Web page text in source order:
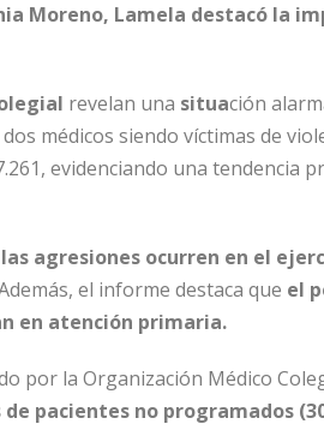
Moreno, Lamela destacó la
revelan una situación
médicos siendo víctimas de
evidenciando una tendencia
las agresiones ocurren en el
el informe destaca que el
en atención primaria.
por la Organización Médico
pacientes no programados